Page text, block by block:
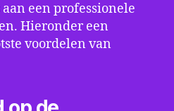
een professionele
Hieronder een
voordelen van